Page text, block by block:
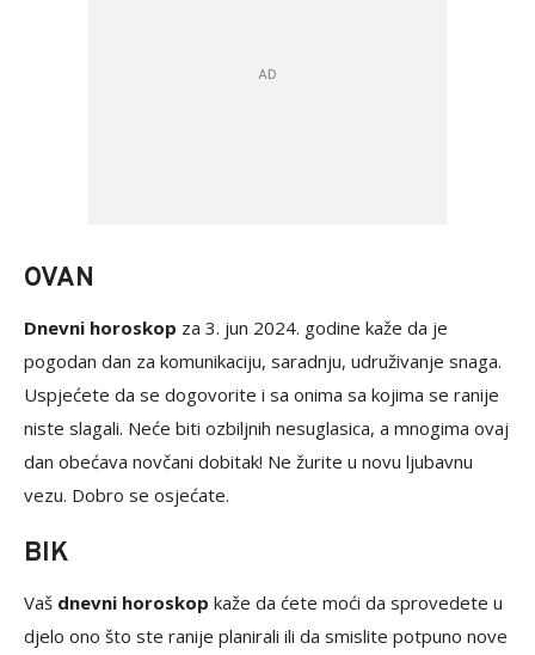
OVAN
Dnevni horoskop za 3. jun 2024. godine kaže da je
pogodan dan za komunikaciju, saradnju, udruživanje snaga.
Uspjećete da se dogovorite i sa onima sa kojima se ranije
niste slagali. Neće biti ozbiljnih nesuglasica, a mnogima ovaj
dan obećava novčani dobitak! Ne žurite u novu ljubavnu
vezu. Dobro se osjećate.
BIK
Vaš dnevni horoskop kaže da ćete moći da sprovedete u
djelo ono što ste ranije planirali ili da smislite potpuno nove